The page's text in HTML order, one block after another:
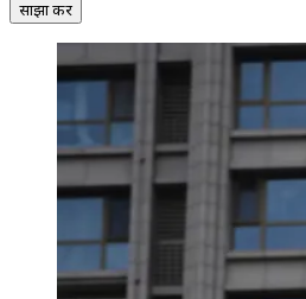
साझा करें